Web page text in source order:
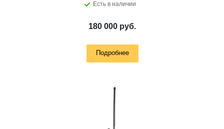
Есть в наличии
180 000 руб.
Подробнее